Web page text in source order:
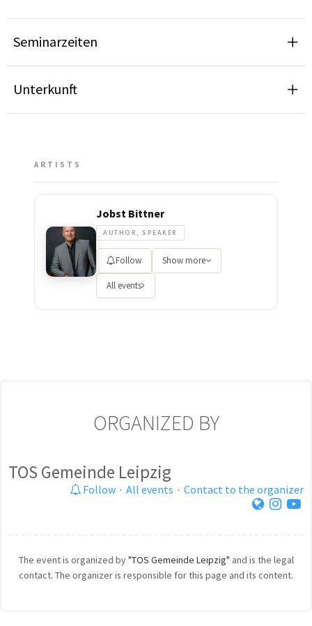
Seminarzeiten
Unterkunft
ARTISTS
Jobst Bittner
AUTHOR, SPEAKER
Follow Show more
All events
ORGANIZED BY
TOS Gemeinde Leipzig
Follow · All events · Contact to the organizer
The event is organized by"TOS Gemeinde Leipzig" and is the legal
contact. The organizer is responsible for this page and its content.